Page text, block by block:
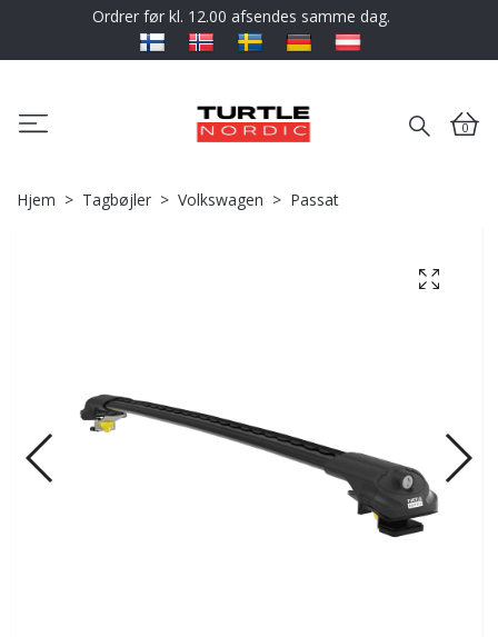
Ordrer før kl. 12.00 afsendes samme dag.
0
Hjem Tagbøjler Volkswagen Passat